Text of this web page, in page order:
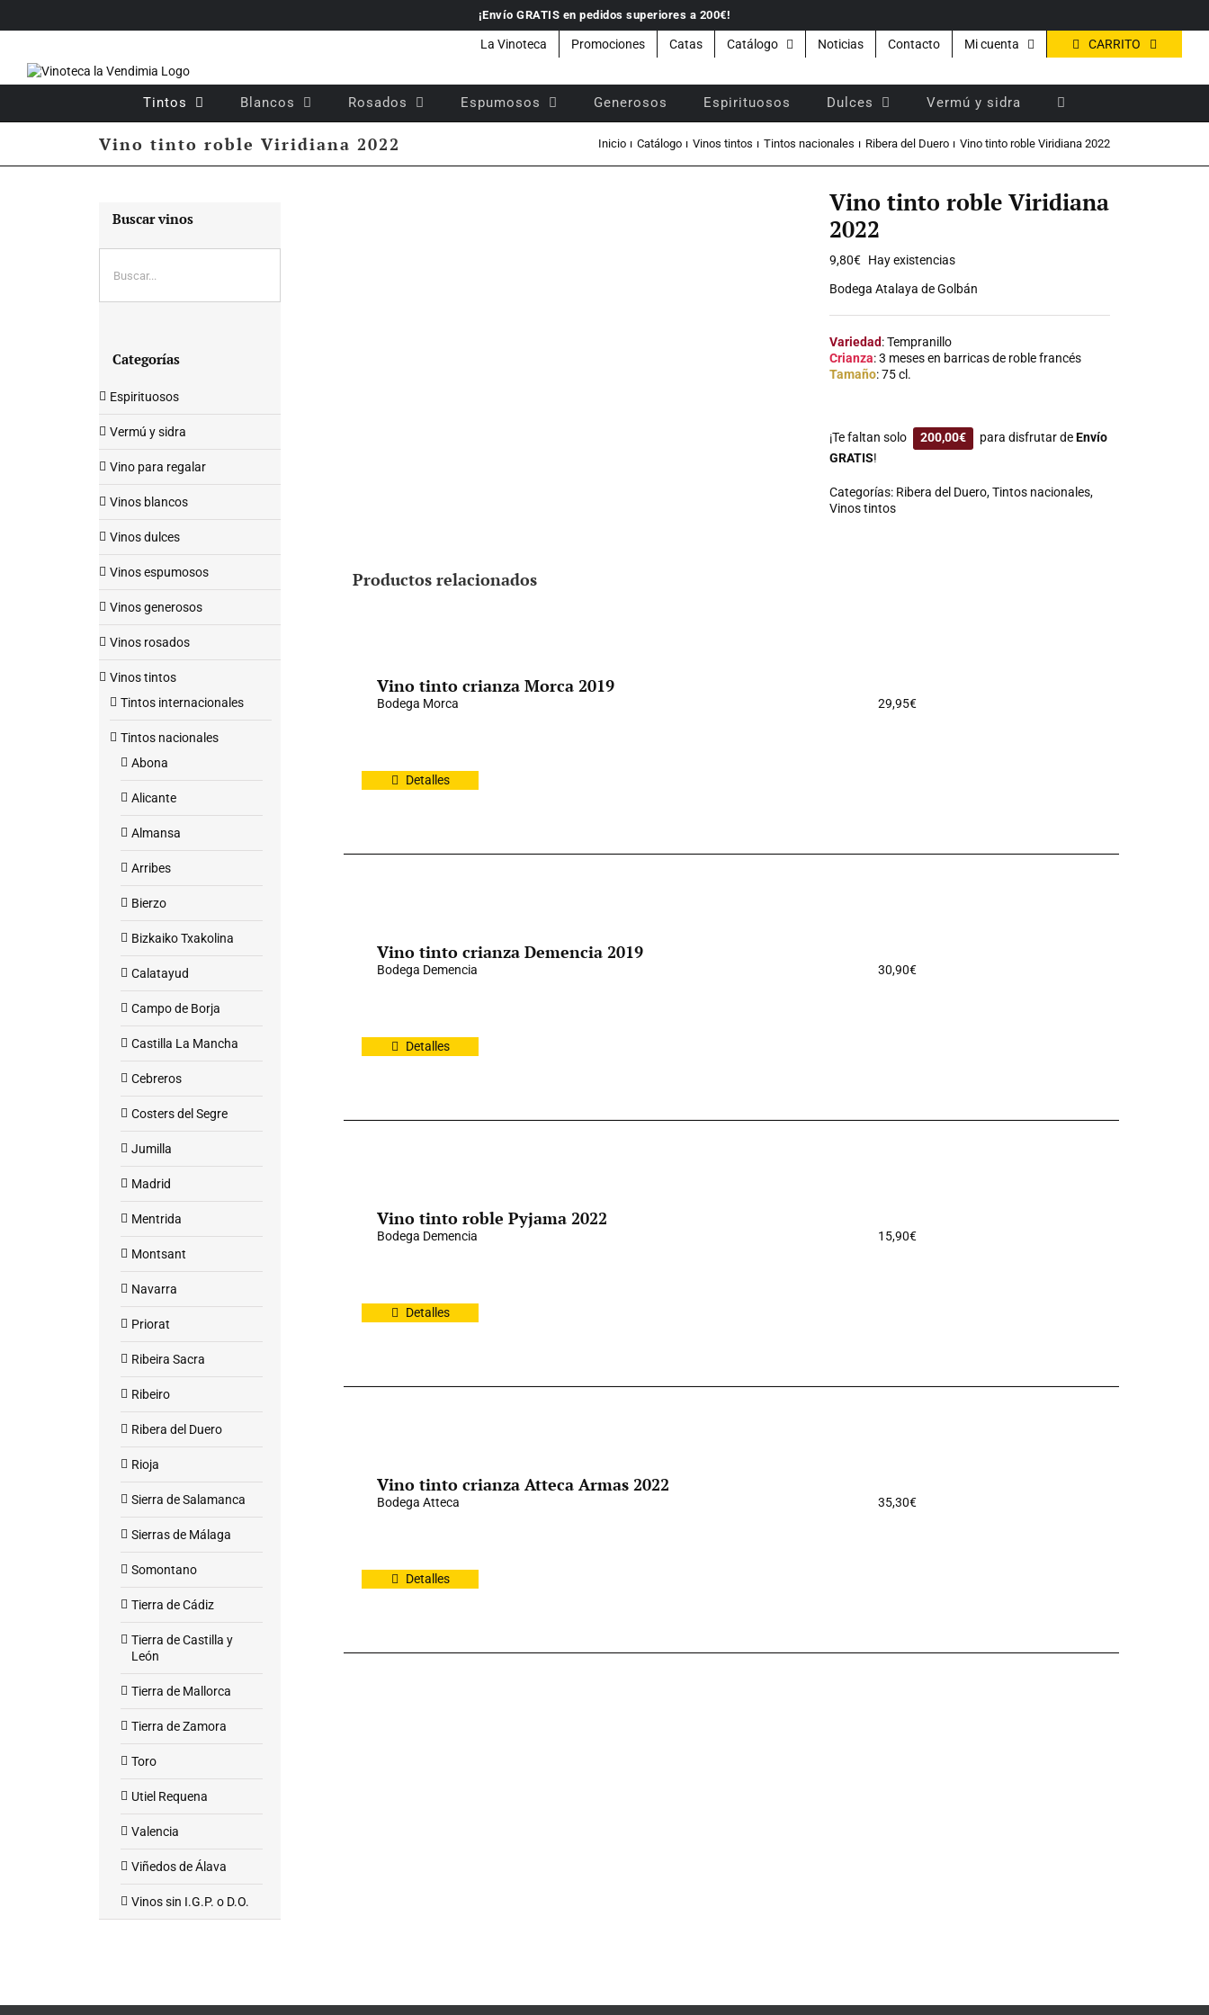
¡Envío GRATIS en pedidos superiores a 200€!
La Vinoteca Promociones Catas Catálogo Noticias Contacto Mi cuenta CARRITO
Tintos Blancos Rosados Espumosos Generosos Espirituosos Dulces Vermú y sidra
Vino tinto roble Viridiana 2022 Inicio Catálogo Vinos tintos Tintos nacionales Ribera del Duero Vino tinto roble Viridiana 2022
Vino tinto roble Viridiana
2022
9,80€ Hay existencias
Bodega Atalaya de Golbán
Variedad: Tempranillo
Crianza: 3 meses en barricas de roble francés
Tamaño: 75 cl.
¡Te faltan solo 200,00€ para disfrutar deEnvío
GRATIS!
Categorías: Ribera del Duero,Tintos nacionales,
Vinos tintos
Productos relacionados
Vino tinto crianza Morca 2019
Bodega Morca 29,95€
Detalles
Vino tinto crianza Demencia 2019
Bodega Demencia 30,90€
Detalles
Vino tinto roble Pyjama 2022
Bodega Demencia 15,90€
Detalles
Vino tinto crianza Atteca Armas 2022
Bodega Atteca 35,30€
Detalles
Buscar vinos
Categorías
Espirituosos
Vermú y sidra
Vino para regalar
Vinos blancos
Vinos dulces
Vinos espumosos
Vinos generosos
Vinos rosados
Vinos tintos
Tintos internacionales
Tintos nacionales
Abona
Alicante
Almansa
Arribes
Bierzo
Bizkaiko Txakolina
Calatayud
Campo de Borja
Castilla La Mancha
Cebreros
Costers del Segre
Jumilla
Madrid
Mentrida
Montsant
Navarra
Priorat
Ribeira Sacra
Ribeiro
Ribera del Duero
Rioja
Sierra de Salamanca
Sierras de Málaga
Somontano
Tierra de Cádiz
Tierra de Castilla y
León
Tierra de Mallorca
Tierra de Zamora
Toro
Utiel Requena
Valencia
Viñedos de Álava
Vinos sin I.G.P. o D.O.